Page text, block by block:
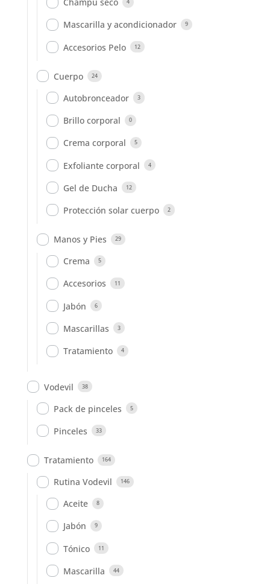
4
Mascarilla y acondicionador 9
Accesorios Pelo 12
Cuerpo 24
Autobronceador 3
Brillo corporal 0
Crema corporal 5
Exfoliante corporal 4
Gel de Ducha 12
Protección solar cuerpo 2
Manos y Pies 29
Crema 5
Accesorios 11
Jabón 6
Mascarillas 3
Tratamiento 4
Vodevil 38
Pack de pinceles 5
Pinceles 33
Tratamiento 164
Rutina Vodevil 146
Aceite 8
Jabón 9
Tónico 11
Mascarilla 44